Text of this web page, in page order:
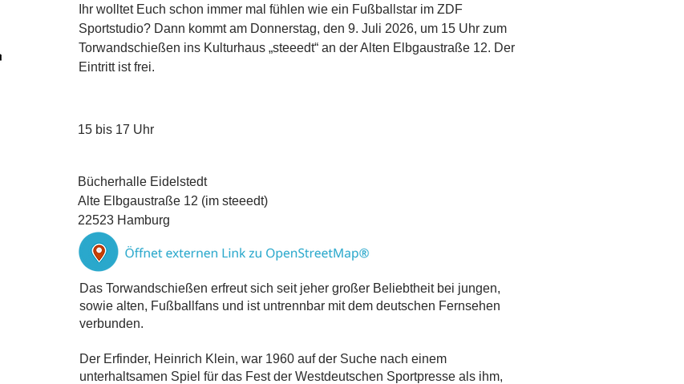
Ihr wolltet Euch schon immer mal fühlen wie ein Fußballstar im ZDF
Sportstudio? Dann kommt am Donnerstag, den 9. Juli 2026, um 15 Uhr zum
Torwandschießen ins Kulturhaus „steeedt“ an der Alten Elbgaustraße 12. Der
Eintritt ist frei.
Bücherhalle Eidelstedt
Alte Elbgaustraße 12 (im steeedt)
22523 Hamburg
15 bis 17 Uhr
Das Torwandschießen erfreut sich seit jeher großer Beliebtheit bei jungen,
sowie alten, Fußballfans und ist untrennbar mit dem deutschen Fernsehen
verbunden.
Der Erfinder, Heinrich Klein, war 1960 auf der Suche nach einem
unterhaltsamen Spiel für das Fest der Westdeutschen Sportpresse als ihm,